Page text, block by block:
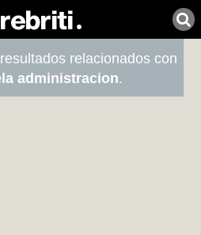
relacionados con
administracion.